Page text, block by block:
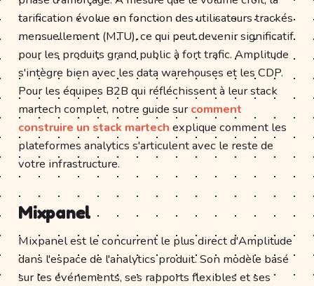
tarification évolue en fonction des utilisateurs trackés
mensuellement (MTU), ce qui peut devenir significatif
pour les produits grand public à fort trafic. Amplitude
s'intègre bien avec les data warehouses et les CDP.
Pour les équipes B2B qui réfléchissent à leur stack
martech complet, notre guide surcomment
construire un stack martech explique comment les
plateformes analytics s'articulent avec le reste de
votre infrastructure.
Mixpanel
Mixpanel est le concurrent le plus direct d'Amplitude
dans l'espace de l'analytics produit. Son modèle basé
sur les événements, ses rapports flexibles et ses